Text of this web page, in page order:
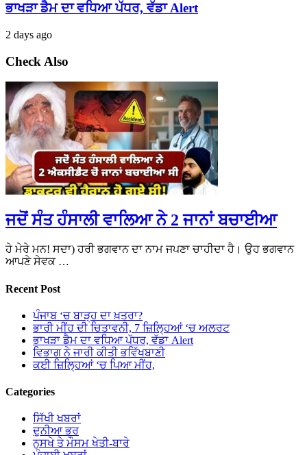
ਭਾਖੜਾ ਡੈਮ ਦਾ ਵਧਿਆ ਪੱਧਰ, ਵੱਡਾ Alert
2 days ago
Check Also
ਜਦੋਂ ਸੰਤ ਹੰਸਾਲੀ ਵਾਲਿਆ ਨੇ 2 ਜਾਨਾਂ ਬਚਾਈਆ
ਹੇ ਮੇਰੇ ਮਨ! ਸਦਾ) ਹਰੀ ਭਗਵਾਨ ਦਾ ਨਾਮ ਜਪਣਾ ਚਾਹੀਦਾ ਹੈ। ਉਹ ਭਗਵਾਨ
ਆਪਣੇ ਸੇਵਕ …
Recent Post
ਪੰਜਾਬ ‘ਚ ਬਾੜ੍ਹ ਦਾ ਖ਼ਤਰਾ?
ਭਾਰੀ ਮੀਂਹ ਦੀ ਚਿਤਾਵਨੀ, 7 ਜ਼ਿਲ੍ਹਿਆਂ ‘ਚ ਅਲਰਟ
ਭਾਖੜਾ ਡੈਮ ਦਾ ਵਧਿਆ ਪੱਧਰ, ਵੱਡਾ Alert
ਵਿਭਾਗ ਨੇ ਜਾਰੀ ਕੀਤੀ ਭਵਿੱਖਬਾਣੀ
ਕਈ ਜ਼ਿਲ੍ਹਿਆਂ ‘ਚ ਪਿਆ ਮੀਂਹ,
Categories
ਸਿੱਖੀ ਖਬਰਾਂ
ਦੁਨੀਆ ਭਰ
ਨੁਸਖੇ ਤੇ ਮੌਸਮ ਖੇਤੀ-ਬਾਰੇ